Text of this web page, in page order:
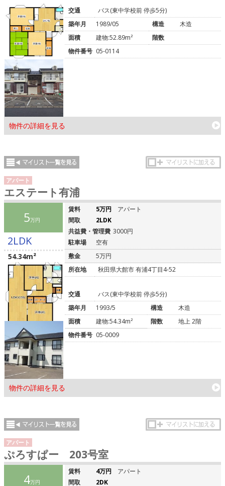
物件の詳細を見る
交通
バス(東中学校前 停歩5分)
築年月
1989/05 構造
木造
面積
建物:52.89m²
階数
物件番号 05-0114
アパート
エステート有浦
5万円
2LDK
54.34m²
物件の詳細を見る
賃料 5万円
アパート
間取
2LDK
共益費・管理費 3000円
駐車場
空有
敷金
5万円
所在地
秋田県大館市 有浦4丁目4-52
交通
バス(東中学校前 停歩5分)
築年月
1993/5 構造
木造
面積
建物:54.34m² 階数
地上 2階
物件番号 05-0009
アパート
ぷろすぱー 203号室
4万円
賃料 4万円
アパート
間取
2DK